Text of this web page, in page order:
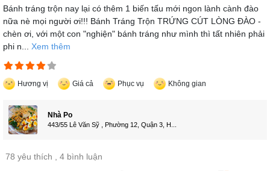
Bánh tráng trộn nay lại có thêm 1 biến tấu mới ngon lành cành đào
nữa nè mọi người ơi!!! Bánh Tráng Trộn TRỨNG CÚT LÒNG ĐÀO -
chèn ơi, với một con "nghiện" bánh tráng như mình thì tất nhiên phải
phi n... Xem thêm
Hương vị Giá cả Phục vụ Không gian
Nhà Po
443/55 Lê Văn Sỹ , Phường 12, Quận 3, H...
78 yêu thích , 4 bình luận